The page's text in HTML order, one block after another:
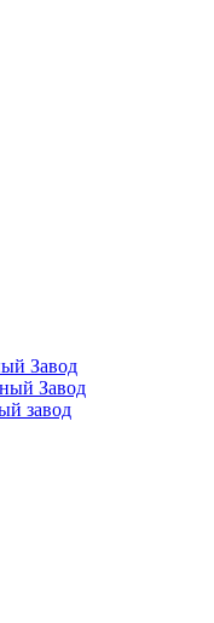
Завод
Завод
завод